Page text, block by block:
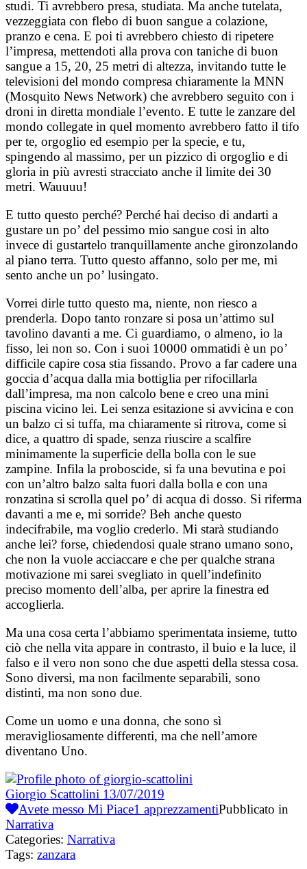
studi. Ti avrebbero presa, studiata. Ma anche tutelata,
vezzeggiata con flebo di buon sangue a colazione,
pranzo e cena. E poi ti avrebbero chiesto di ripetere
l’impresa, mettendoti alla prova con taniche di buon
sangue a 15, 20, 25 metri di altezza, invitando tutte le
televisioni del mondo compresa chiaramente la MNN
(Mosquito News Network) che avrebbero seguito con i
droni in diretta mondiale l’evento. E tutte le zanzare del
mondo collegate in quel momento avrebbero fatto il tifo
per te, orgoglio ed esempio per la specie, e tu,
spingendo al massimo, per un pizzico di orgoglio e di
gloria in più avresti stracciato anche il limite dei 30
metri. Wauuuu!
E tutto questo perché? Perché hai deciso di andarti a
gustare un po’ del pessimo mio sangue cosi in alto
invece di gustartelo tranquillamente anche gironzolando
al piano terra. Tutto questo affanno, solo per me, mi
sento anche un po’ lusingato.
Vorrei dirle tutto questo ma, niente, non riesco a
prenderla. Dopo tanto ronzare si posa un’attimo sul
tavolino davanti a me. Ci guardiamo, o almeno, io la
fisso, lei non so. Con i suoi 10000 ommatidi è un po’
difficile capire cosa stia fissando. Provo a far cadere una
goccia d’acqua dalla mia bottiglia per rifocillarla
dall’impresa, ma non calcolo bene e creo una mini
piscina vicino lei. Lei senza esitazione si avvicina e con
un balzo ci si tuffa, ma chiaramente si ritrova, come si
dice, a quattro di spade, senza riuscire a scalfire
minimamente la superficie della bolla con le sue
zampine. Infila la proboscide, si fa una bevutina e poi
con un’altro balzo salta fuori dalla bolla e con una
ronzatina si scrolla quel po’ di acqua di dosso. Si riferma
davanti a me e, mi sorride? Beh anche questo
indecifrabile, ma voglio crederlo. Mi starà studiando
anche lei? forse, chiedendosi quale strano umano sono,
che non la vuole acciaccare e che per qualche strana
motivazione mi sarei svegliato in quell’indefinito
preciso momento dell’alba, per aprire la finestra ed
accoglierla.
Ma una cosa certa l’abbiamo sperimentata insieme, tutto
ciò che nella vita appare in contrasto, il buio e la luce, il
falso e il vero non sono che due aspetti della stessa cosa.
Sono diversi, ma non facilmente separabili, sono
distinti, ma non sono due.
Come un uomo e una donna, che sono sì
meravigliosamente differenti, ma che nell’amore
diventano Uno.
Giorgio Scattolini 13/07/2019
Avete messo Mi Piace1 apprezzamentiPubblicato in
Narrativa
Categories: Narrativa
Tags: zanzara